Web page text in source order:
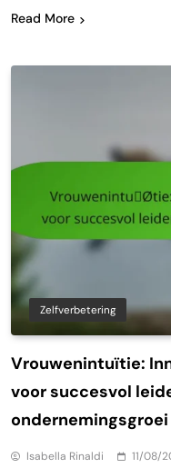
Read More
Zelfverbetering
Vrouwenintuïtie:
voor succesvol
ondernemingsgroei
Isabella Rinaldi 11/08/